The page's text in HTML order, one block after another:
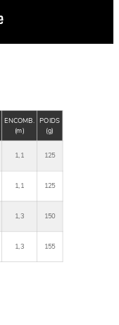
ENCOMB.
(m)
POIDS
(g)
1,1 125
1,1 125
1,3 150
1,3 155